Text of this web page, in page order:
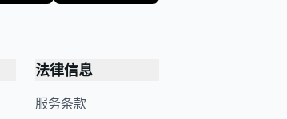
法律信息
服务条款